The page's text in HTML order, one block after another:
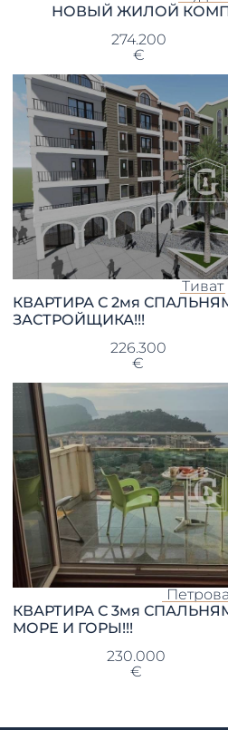
НОВЫЙ ЖИЛОЙ
274.200
€
Тиват
КВАРТИРА С 2мя
ЗАСТРОЙЩИКА!!!
226.300
€
КВАРТИРА С 3мя
МОРЕ И ГОРЫ!!!
230.000
€